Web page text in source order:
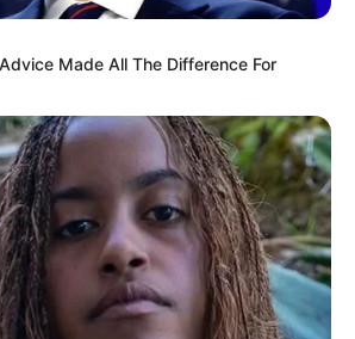
adtál sok-sok fényeslitkei
években! Köszönjük!”
pedig ezt írta:„Fiatalságom
sok-sok fiatalnak adott
Most már egy másik
Nyugodjon békében.”
szeretett zenészt, egy
és egy jó embert gyászol.
Made All The Difference For